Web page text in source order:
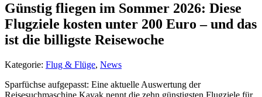
Günstig fliegen im Sommer 2026: Diese
Flugziele kosten unter 200 Euro – und das
ist die billigste Reisewoche
Kategorie: Flug & Flüge, News
Sparfüchse aufgepasst: Eine aktuelle Auswertung der